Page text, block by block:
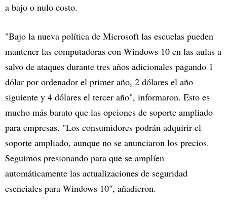
a bajo o nulo costo.
"Bajo la nueva política de Microsoft las escuelas pueden
mantener las computadoras con Windows 10 en las aulas a
salvo de ataques durante tres años adicionales pagando 1
dólar por ordenador el primer año, 2 dólares el año
siguiente y 4 dólares el tercer año", informaron. Esto es
mucho más barato que las opciones de soporte ampliado
para empresas. "Los consumidores podrán adquirir el
soporte ampliado, aunque no se anunciaron los precios.
Seguimos presionando para que se amplíen
automáticamente las actualizaciones de seguridad
esenciales para Windows 10", añadieron.